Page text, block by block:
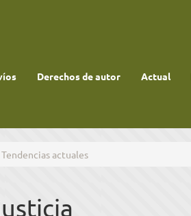
Derechos de autor Actual
Tendencias actuales